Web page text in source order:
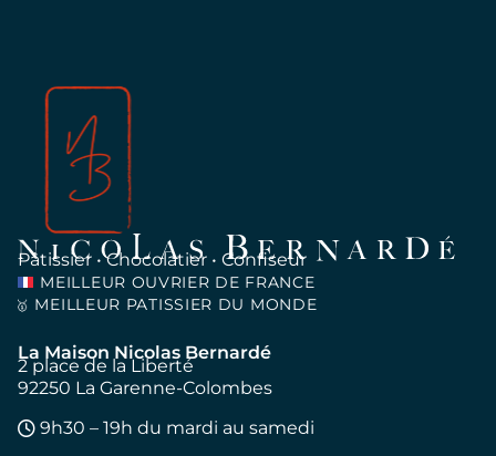
Pâtissier • Chocolatier • Confiseur
MEILLEUR OUVRIER DE FRANCE
🥇 MEILLEUR PATISSIER DU MONDE
La Maison Nicolas Bernardé
2 place de la Liberté
92250 La Garenne-Colombes
9h30 – 19h du mardi au samedi